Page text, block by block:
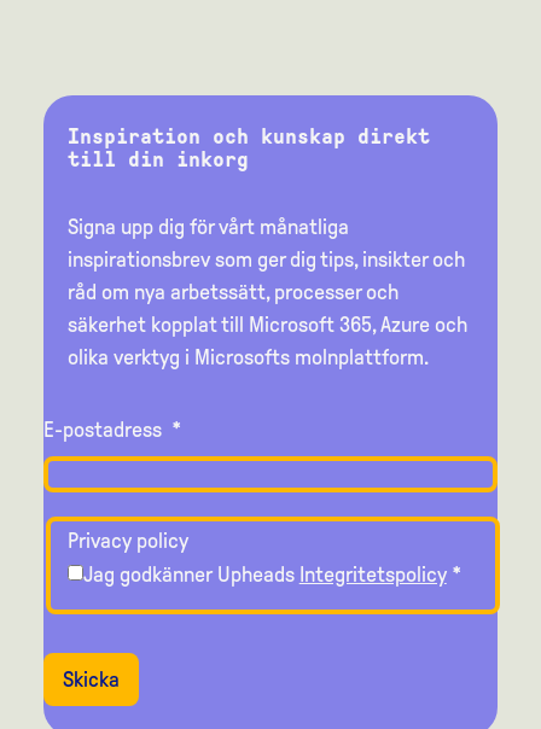
Inspiration och kunskap direkt
till din inkorg
Signa upp dig för vårt månatliga
inspirationsbrev som ger dig tips, insikter och
råd om nya arbetssätt, processer och
säkerhet kopplat till Microsoft 365, Azure och
olika verktyg i Microsofts molnplattform.
E-postadress *
Privacy policy
Jag godkänner Upheads Integritetspolicy*
Skicka